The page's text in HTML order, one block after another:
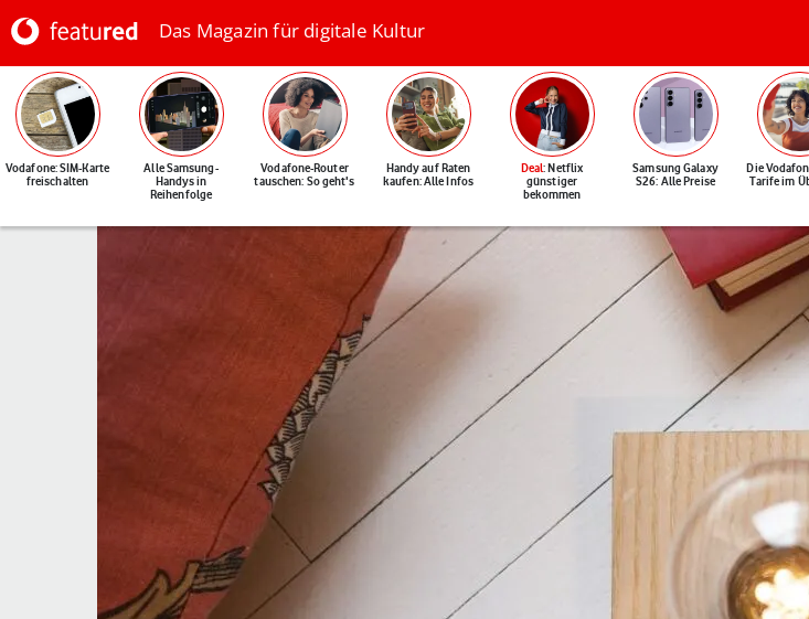
Das Magazin für digitale Kultur
Vodafone: SIM-Karte
freischalten
Alle Samsung-
Handys in
Reihenfolge
Vodafone-Router
tauschen: So geht's
Handy auf Raten
kaufen: Alle Infos
Deal: Netflix
günstiger
bekommen
Samsung Galaxy
S26: Alle Preise
Die
Tarife im